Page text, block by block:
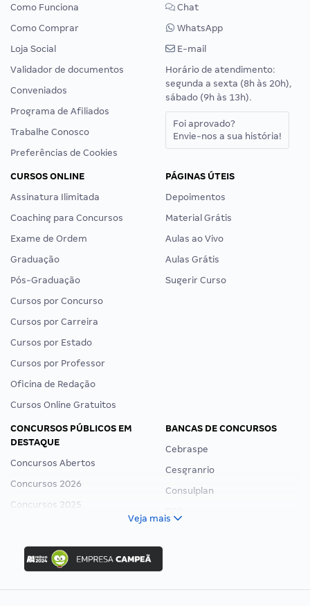
Como Funciona
Como Comprar
Loja Social
Validador de documentos
Conveniados
Programa de Afiliados
Trabalhe Conosco
Preferências de Cookies
Chat
WhatsApp
E-mail
Horário de atendimento:
segunda a sexta (8h às 20h),
sábado (9h às 13h).
Foi aprovado?
Envie-nos a sua história!
CURSOS ONLINE
Assinatura Ilimitada
Coaching para Concursos
Exame de Ordem
Graduação
Pós-Graduação
Cursos por Concurso
Cursos por Carreira
Cursos por Estado
Cursos por Professor
Oficina de Redação
Cursos Online Gratuitos
PÁGINAS ÚTEIS
Depoimentos
Material Grátis
Aulas ao Vivo
Aulas Grátis
Sugerir Curso
CONCURSOS PÚBLICOS EM
DESTAQUE
Concursos Abertos
Concursos 2026
Concursos 2025
Concurso Ibama
Concurso MPU
Editais publicados
BANCAS DE CONCURSOS
Cebraspe
Cesgranrio
Consulplan
Veja mais